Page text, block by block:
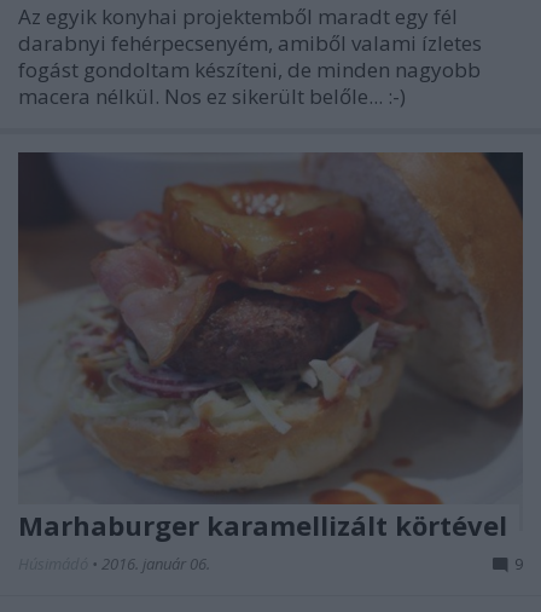
Az egyik konyhai projektemből maradt egy fél
darabnyi fehérpecsenyém, amiből valami ízletes
fogást gondoltam készíteni, de minden nagyobb
macera nélkül. Nos ez sikerült belőle... :-)
Marhaburger karamellizált körtével
• 2016. január 06. 9